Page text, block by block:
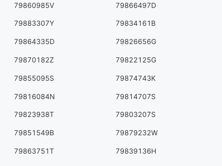
79860985V 79866497D
79883307Y 79834161B
79864335D 79826656G
79870182Z 79822125G
79855095S 79874743K
79816084N 79814707S
79823938T 79803207S
79851549B 79879232W
79863751T 79839136H